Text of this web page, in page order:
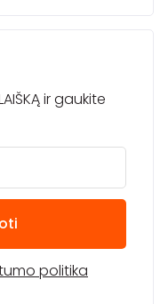
ir gaukite
politika